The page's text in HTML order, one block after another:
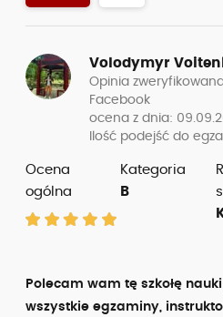
Volodymyr
Opinia
Facebook
ocena z dnia:
Ilość podejść do
Ocena
ogólna
Kategoria
B
Polecam wam tę szkołę
wszystkie egzaminy,